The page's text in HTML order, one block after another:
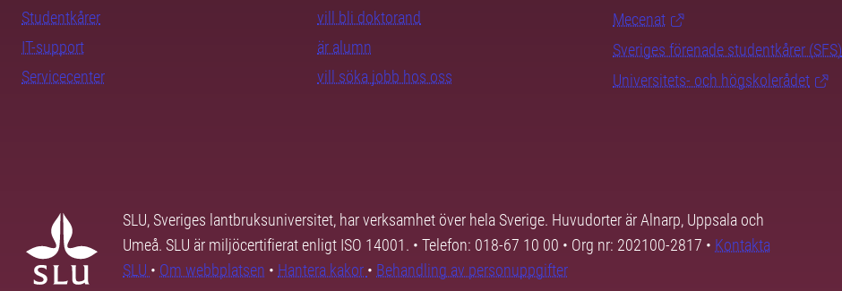
Studentkårer
IT-support
Servicecenter
vill bli doktorand
är alumn
vill söka jobb hos oss
Mecenat
Sveriges förenade studentkårer (SFS)
Universitets- och högskolerådet
SLU, Sveriges lantbruksuniversitet, har verksamhet över hela Sverige. Huvudorter är Alnarp, Uppsala och
Umeå. SLU är miljöcertifierat enligt ISO 14001. • Telefon: 018-67 10 00 • Org nr: 202100-2817 • Kontakta
SLU • Om webbplatsen • Hantera kakor • Behandling av personuppgifter